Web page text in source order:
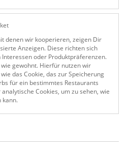
denen wir kooperieren, zeigen Dir
Anzeigen. Diese richten sich
oder Produktpräferenzen.
gewohnt. Hierfür nutzen wir
das Cookie, das zur Speicherung
für ein bestimmtes Restaurants
Cookies, um zu sehen, wie
kann.